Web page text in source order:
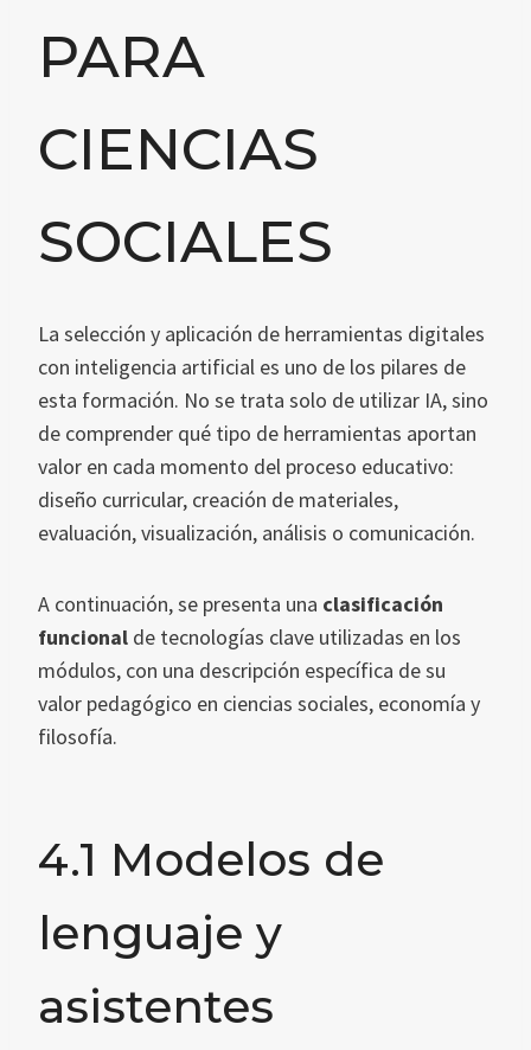
PARA
CIENCIAS
SOCIALES
La selección y aplicación de herramientas digitales
con inteligencia artificial es uno de los pilares de
esta formación. No se trata solo de utilizar IA, sino
de comprender qué tipo de herramientas aportan
valor en cada momento del proceso educativo:
diseño curricular, creación de materiales,
evaluación, visualización, análisis o comunicación.
A continuación, se presenta una clasificación
funcional de tecnologías clave utilizadas en los
módulos, con una descripción específica de su
valor pedagógico en ciencias sociales, economía y
filosofía.
4.1 Modelos de
lenguaje y
asistentes